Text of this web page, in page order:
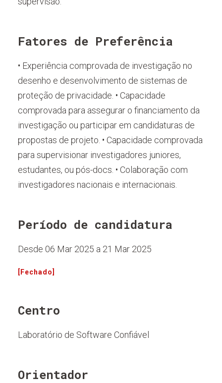
Fatores de Preferência
• Experiência comprovada de investigação no
desenho e desenvolvimento de sistemas de
proteção de privacidade. • Capacidade
comprovada para assegurar o financiamento da
investigação ou participar em candidaturas de
propostas de projeto. • Capacidade comprovada
para supervisionar investigadores juniores,
estudantes, ou pós-docs. • Colaboração com
investigadores nacionais e internacionais.
Período de candidatura
Desde 06 Mar 2025 a 21 Mar 2025
[Fechado]
Centro
Laboratório de Software Confiável
Orientador